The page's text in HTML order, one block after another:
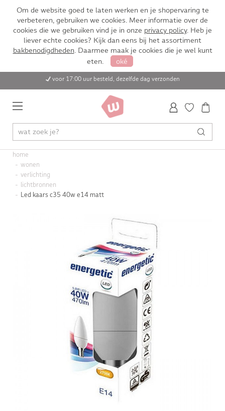
Om de website goed te laten werken en je shopervaring te
verbeteren, gebruiken we cookies. Meer informatie over de
cookies die we gebruiken vind je in onze privacy policy. Heb je
liever echte cookies? Kijk dan eens bij het assortiment
bakbenodigdheden. Daarmee maak je cookies die je wel kunt
eten.
oké
voor 17:00 uur besteld, dezelfde dag verzonden
home
wonen
verlichting
lichtbronnen
Led kaars c35 40w e14 matt